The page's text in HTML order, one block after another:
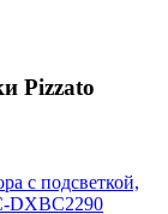
Pizzato